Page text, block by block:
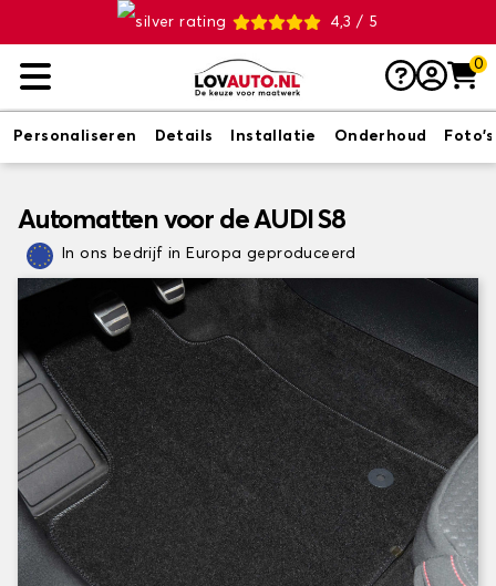
4,3 / 5
0
Personaliseren Details Installatie Onderhoud Foto's
Automatten voor de AUDI S8
In ons bedrijf in Europa geproduceerd